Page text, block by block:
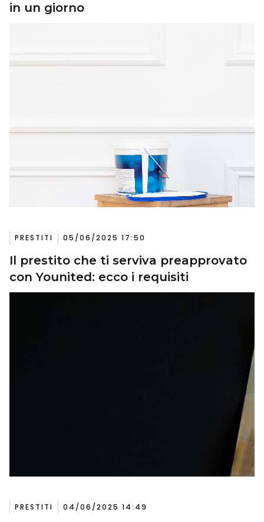
in un giorno
PRESTITI 05/06/2025 17:50
Il prestito che ti serviva preapprovato
con Younited: ecco i requisiti
PRESTITI 04/06/2025 14:49